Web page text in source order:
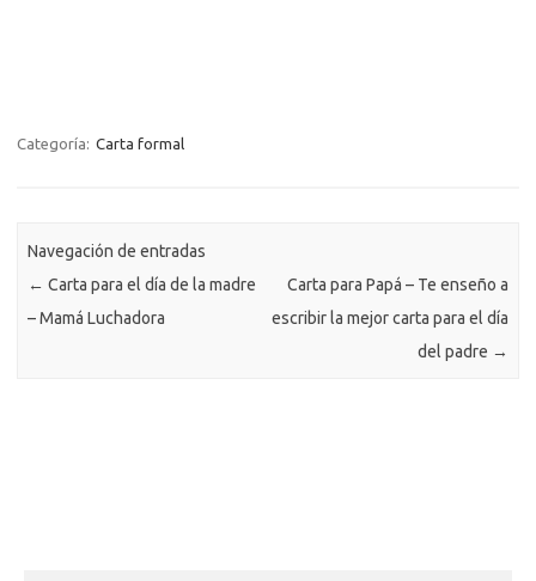
Categoría: Carta formal
Navegación de entradas
← Carta para el día de la madre
– Mamá Luchadora
Carta para Papá – Te enseño a
escribir la mejor carta para el día
del padre →